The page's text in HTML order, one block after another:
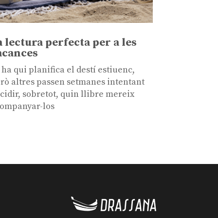
lectura perfecta per a les
qui planifica el destí estiuenc,
altres passen setmanes intentant
sobretot, quin llibre mereix
los